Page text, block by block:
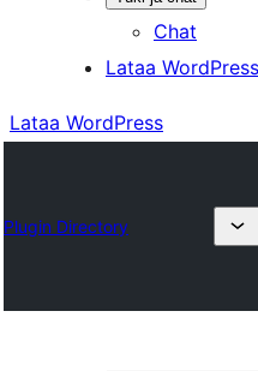
Chat
Lataa WordPress
Lataa WordPress
Plugin Directory